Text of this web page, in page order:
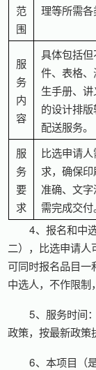
范
围
理等所需各
服
务
内
容
具体包括
件、表格
生手册、
的设计排
配送服务。
服
务
要
求
比选申请
求，确保
准确、文
需完成交付。
4、报名和中
二），比选申请
可同时报名品目一
中选人，不作限制
5、服务时间
政策，按最新政策
6、本项目（